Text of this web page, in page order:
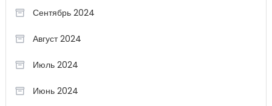
Сентябрь 2024
Август 2024
Июль 2024
Июнь 2024